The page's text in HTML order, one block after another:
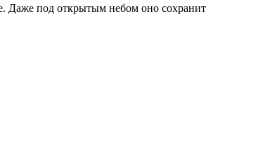
Даже под открытым небом оно сохранит